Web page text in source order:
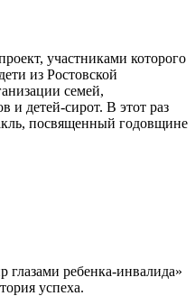
участниками которого
из Ростовской
семей,
и детей-сирот. В этот раз
посвященный годовщине
глазами ребенка-инвалида»
успеха.